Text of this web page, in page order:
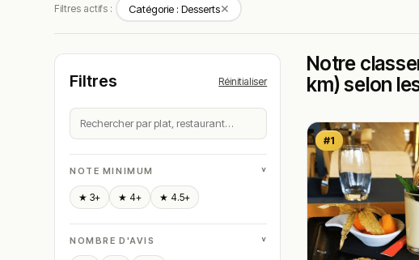
Filtres actifs : Catégorie : Desserts✕
Filtres Réinitialiser
NOTE MINIMUM ˅
★ 3+ ★ 4+ ★ 4.5+
NOMBRE D'AVIS ˅
Notre
km) selon
#1